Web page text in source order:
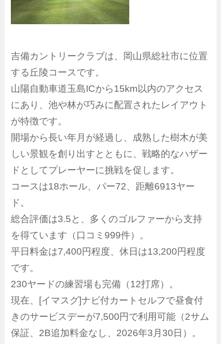
吉備カントリークラブは、岡山県総社市に位置
する丘陵コースです。
山陽自動車道玉島ICから15km以内のアクセス
にあり、池や林が巧みに配置されたレイアウト
が特徴です。
開場から長い年月が経過し、成熟した樹木が美
しい景観を創り出すとともに、戦略的なハザー
ドとしてプレーヤーに挑戦を促します。
コースは18ホール、パー72、距離6913ヤー
ド。
総合評価は3.5と、多くのゴルファーから支持
を得ています（口コミ999件）。
平日料金は7,400円程度、休日は13,200円程度
です。
230ヤードの練習場も完備（12打席）。
現在、[イマスグ]ナビ付カートセルフで昼食付
きのサービスデーが7,500円で利用可能（2サム
保証、2B追加料金なし、2026年3月30日）。